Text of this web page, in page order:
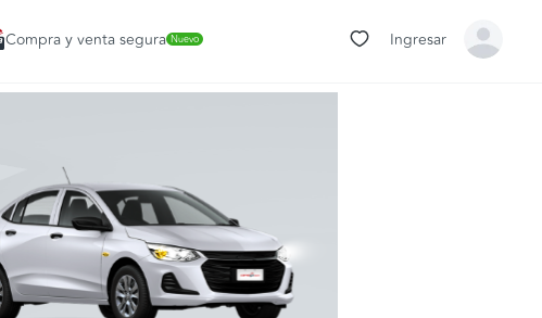
Compra y venta segura Nuevo Ingresar